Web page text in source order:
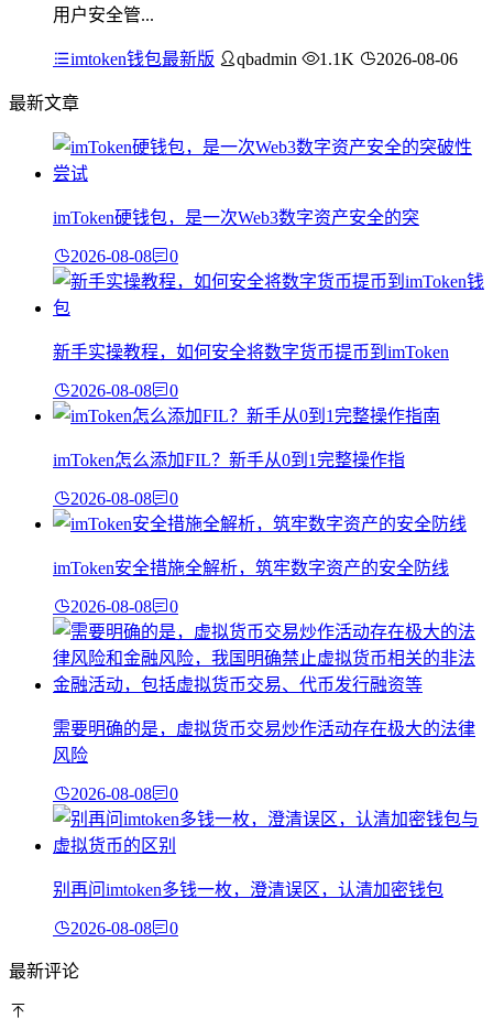
用户安全管...
imtoken钱包最新版 qbadmin 1.1K 2026-08-06
最新文章
imToken硬钱包，是一次Web3数字资产安全的突
2026-08-08 0
新手实操教程，如何安全将数字货币提币到imToken
2026-08-08 0
imToken怎么添加FIL？新手从0到1完整操作指
2026-08-08 0
imToken安全措施全解析，筑牢数字资产的安全防线
2026-08-08 0
需要明确的是，虚拟货币交易炒作活动存在极大的法律
风险
2026-08-08 0
别再问imtoken多钱一枚，澄清误区，认清加密钱包
2026-08-08 0
最新评论